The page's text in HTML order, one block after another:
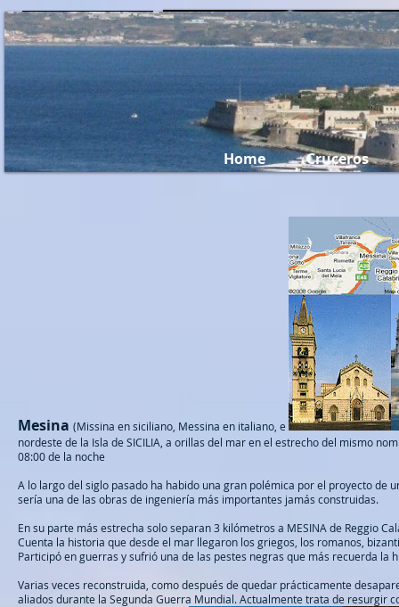
Miami Travel...
Mesina (Missina en siciliano, Messina en italiano, e
nordeste de la Isla de SICILIA, a orillas del mar en el estrecho del mismo
08:00 de la noche
A lo largo del siglo pasado ha habido una gran polémica por el proyecto de
sería una de las obras de ingeniería más importantes jamás construidas.
En su parte más estrecha solo separan 3 kilómetros a MESINA de Reggio
Cuenta la historia que desde el mar llegaron los griegos, los romanos,
Participó en guerras y sufrió una de las pestes negras que más recuerda la
Varias veces reconstruida, como después de quedar prácticamente
aliados durante la Segunda Guerra Mundial. Actualmente trata de resurgir
Home Cruceros